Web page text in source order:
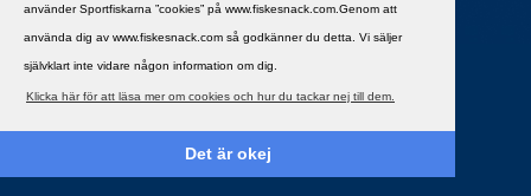
använder Sportfiskarna ”cookies” på www.fiskesnack.com.Genom att
använda dig av www.fiskesnack.com så godkänner du detta. Vi säljer
självklart inte vidare någon information om dig.
Klicka här för att läsa mer om cookies och hur du tackar nej till dem.
Det är okej